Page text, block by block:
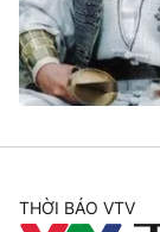
THỜI BÁO VTV